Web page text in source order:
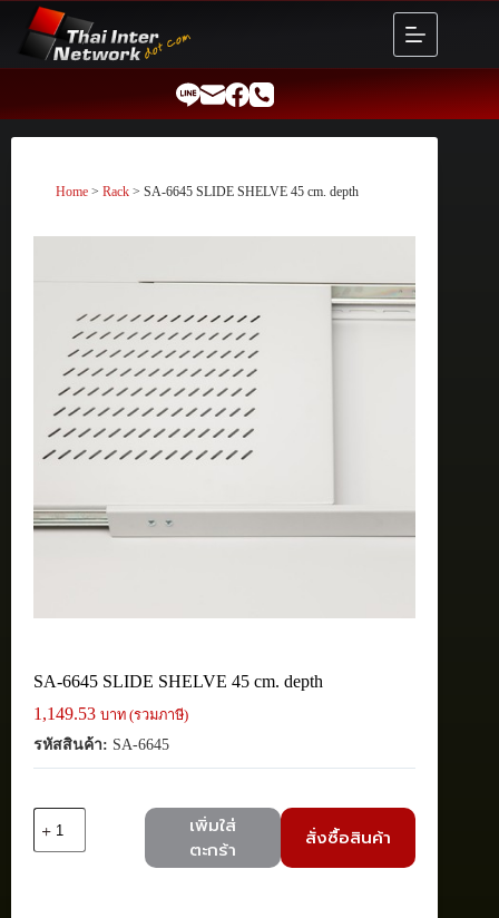
content
Home > Rack > SA-6645 SLIDE SHELVE 45 cm. depth
SA-6645 SLIDE SHELVE 45 cm. depth
1,149.53 บาท (รวมภาษี)
รหัสสินค้า: SA-6645
SA-
เพิ่มใส่
ตะกร้า
สั่งซื้อสินค้า